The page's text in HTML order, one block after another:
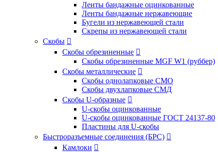
Ленты бандажные оцинкованные
Ленты бандажные нержавеющие
Бугели из нержавеющей стали
Скрепы из нержавеющей стали
Скобы 
Скобы обрезиненные 
Скобы обрезиненные MGF W1 (руббер)
Скобы металлические 
Скобы однолапковые СМО
Скобы двухлапковые СМД
Скобы U-образные 
U-скобы оцинкованные
U-скобы оцинкованные ГОСТ 24137-80
Пластины для U-скобы
Быстроразъемные соединения (БРС) 
Камлоки 